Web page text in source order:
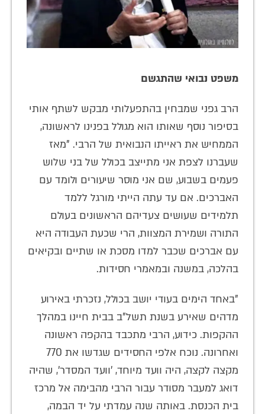
משפט נבואי שהתגשם
הרב גפני שמבחין בהתפעלותי מבקש לשתף אותי
בסיפור נוסף שאותו הוא מגולל בפנינו לראשונה,
הממחיש את ראייתו הנבואית של הרבי. "מאז
שעברנו לצפת אני מתייצב בכולל של בני שלוש
פעמים בשבוע, שם אני מוסר שיעורים ולומד עם
האברכים. אם עד עתה הייתי מורגל ללמד
תלמידים שעושים צעדיהם הראשונים בעולם
התורה ושמירת המצוות, הרי שכעת העבודה היא
עם אברכים שכבר למדו מסכת או שתיים ובקיאים
בהלכה, במשנה ובמאמרי חסידות.
"באחד הימים בעודי יושב בכולל, נזכרתי באירוע
מדהים שאירע בשנת תשל"ב בבית חיינו במהלך
ההקפות. כידוע, הרבי מתכבד בהקפה ראשונה
ואחרונה. נוכח אלפי החסידים שגדשו את 770
מקצה לקצה, היה וועד מיוחד, 'וועד המסדר', שהיה
דואג למעבר מסודר עבור הרבי מהבימה אל מרכז
בית הכנסת. באותה שנה עמדתי על יד הבמה,